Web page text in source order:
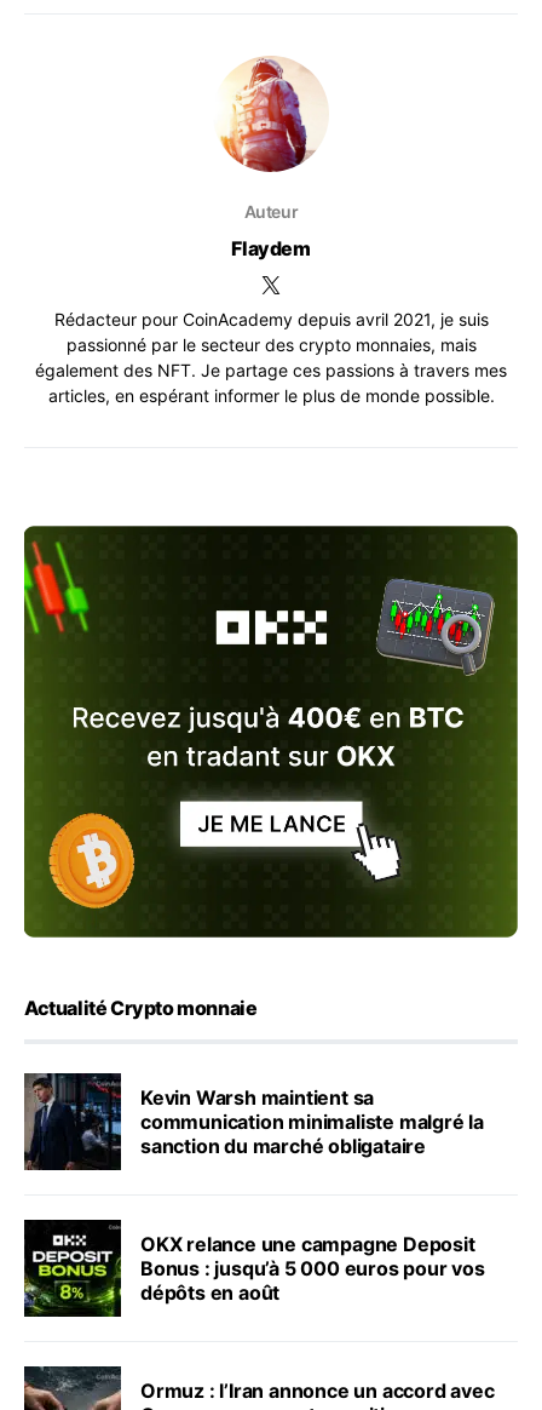
Auteur
Flaydem
Rédacteur pour CoinAcademy depuis avril 2021, je suis
passionné par le secteur des crypto monnaies, mais
également des NFT. Je partage ces passions à travers mes
articles, en espérant informer le plus de monde possible.
Actualité Crypto monnaie
Kevin Warsh maintient sa
communication minimaliste malgré la
sanction du marché obligataire
OKX relance une campagne Deposit
Bonus : jusqu’à 5 000 euros pour vos
dépôts en août
Ormuz : l’Iran annonce un accord avec